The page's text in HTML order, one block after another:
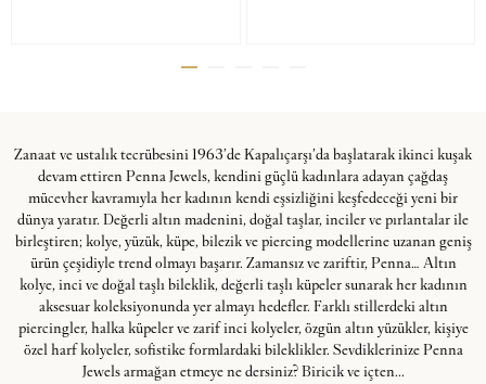
Zanaat ve ustalık tecrübesini 1963’de Kapalıçarşı’da başlatarak ikinci kuşak
devam ettiren Penna Jewels, kendini güçlü kadınlara adayan çağdaş
mücevher kavramıyla her kadının kendi eşsizliğini keşfedeceği yeni bir
dünya yaratır. Değerli altın madenini, doğal taşlar, inciler ve pırlantalar ile
birleştiren; kolye, yüzük, küpe, bilezik ve piercing modellerine uzanan geniş
ürün çeşidiyle trend olmayı başarır. Zamansız ve zariftir, Penna… Altın
kolye, inci ve doğal taşlı bileklik, değerli taşlı küpeler sunarak her kadının
aksesuar koleksiyonunda yer almayı hedefler. Farklı stillerdeki altın
piercingler, halka küpeler ve zarif inci kolyeler, özgün altın yüzükler, kişiye
özel harf kolyeler, sofistike formlardaki bileklikler. Sevdiklerinize Penna
Jewels armağan etmeye ne dersiniz? Biricik ve içten...